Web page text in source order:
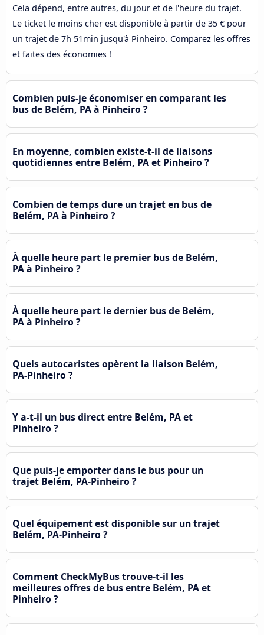
Cela dépend, entre autres, du jour et de l'heure du trajet.
Le ticket le moins cher est disponible à partir de 35 € pour
un trajet de 7h 51min jusqu'à Pinheiro. Comparez les offres
et faites des économies !
Combien puis-je économiser en comparant les
bus de Belém, PA à Pinheiro ?
En moyenne, combien existe-t-il de liaisons
quotidiennes entre Belém, PA et Pinheiro ?
Combien de temps dure un trajet en bus de
Belém, PA à Pinheiro ?
À quelle heure part le premier bus de Belém,
PA à Pinheiro ?
À quelle heure part le dernier bus de Belém,
PA à Pinheiro ?
Quels autocaristes opèrent la liaison Belém,
PA-Pinheiro ?
Y a-t-il un bus direct entre Belém, PA et
Pinheiro ?
Que puis-je emporter dans le bus pour un
trajet Belém, PA-Pinheiro ?
Quel équipement est disponible sur un trajet
Belém, PA-Pinheiro ?
Comment CheckMyBus trouve-t-il les
meilleures offres de bus entre Belém, PA et
Pinheiro ?